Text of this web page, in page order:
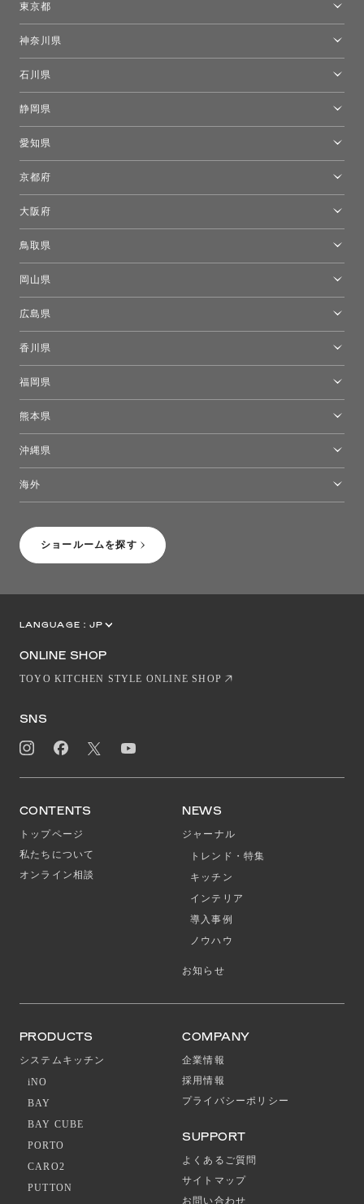
ショールームを探す
東京都
モーイ東京
キーブー東京
FLOS｜フロスデザインスペース青山
神奈川県
石川県
静岡県
愛知県
京都府
大阪府
鳥取県
岡山県
広島県
香川県
福岡県
熊本県
沖縄県
海外
LANGUAGE : JP
ONLINE SHOP
TOYO KITCHEN STYLE ONLINE SHOP
SNS
CONTENTS
トップページ
私たちについて
オンライン相談
NEWS
ジャーナル
トレンド・特集
キッチン
インテリア
導入事例
ノウハウ
お知らせ
PRODUCTS
システムキッチン
iNO
BAY
BAY CUBE
PORTO
CARO2
PUTTON
COMPANY
企業情報
採用情報
プライバシーポリシー
SUPPORT
よくあるご質問
サイトマップ
お問い合わせ